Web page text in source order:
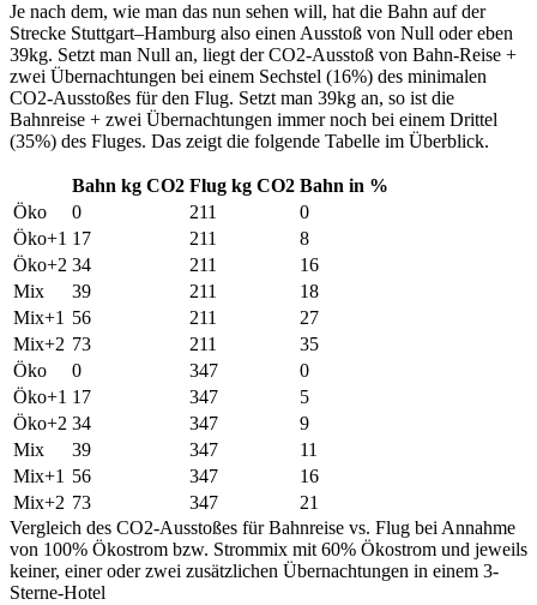
Je nach dem, wie man das nun sehen will, hat die Bahn auf der
Strecke Stuttgart–Hamburg also einen Ausstoß von Null oder eben
39kg. Setzt man Null an, liegt der CO2-Ausstoß von Bahn-Reise +
zwei Übernachtungen bei einem Sechstel (16%) des minimalen
CO2-Ausstoßes für den Flug. Setzt man 39kg an, so ist die
Bahnreise + zwei Übernachtungen immer noch bei einem Drittel
(35%) des Fluges. Das zeigt die folgende Tabelle im Überblick.
Bahn kg CO2 Flug kg CO2 Bahn in %
Öko
0 211
0
Öko+1 17 211
8
Öko+2 34 211
16
Mix
39 211
18
Mix+1 56 211
27
Mix+2 73 211
35
Öko
0 347
0
Öko+1 17 347
5
Öko+2 34 347
9
Mix
39 347
11
Mix+1 56 347
16
Mix+2 73 347
21
Vergleich des CO2-Ausstoßes für Bahnreise vs. Flug bei Annahme
von 100% Ökostrom bzw. Strommix mit 60% Ökostrom und jeweils
keiner, einer oder zwei zusätzlichen Übernachtungen in einem 3-
Sterne-Hotel